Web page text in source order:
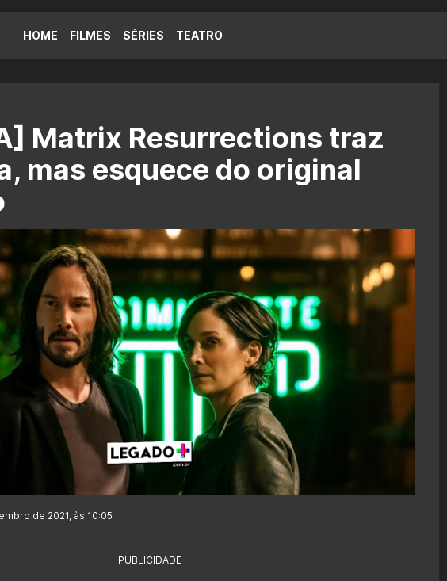
HOME FILMES SÉRIES TEATRO
Matrix Resurrections traz
mas esquece do original
de 2021, às 10:05
PUBLICIDADE